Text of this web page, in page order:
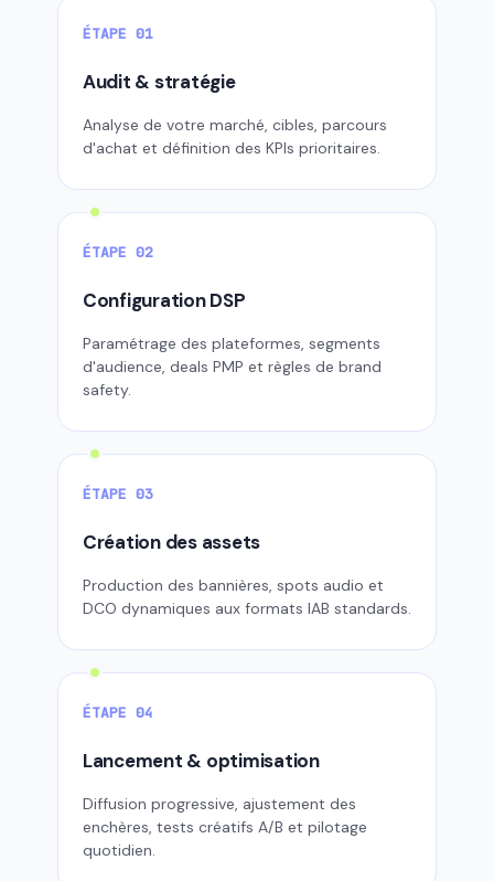
ÉTAPE 01
Audit & stratégie
Analyse de votre marché, cibles, parcours
d'achat et définition des KPIs prioritaires.
ÉTAPE 02
Configuration DSP
Paramétrage des plateformes, segments
d'audience, deals PMP et règles de brand
safety.
ÉTAPE 03
Création des assets
Production des bannières, spots audio et
DCO dynamiques aux formats IAB standards.
ÉTAPE 04
Lancement & optimisation
Diffusion progressive, ajustement des
enchères, tests créatifs A/B et pilotage
quotidien.